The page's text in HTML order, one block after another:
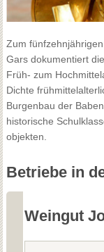
Zum
Gars dokumentiert
Früh- zum
Dichte
Burgenbau der
historische
objekten.
Betriebe in
Weingut